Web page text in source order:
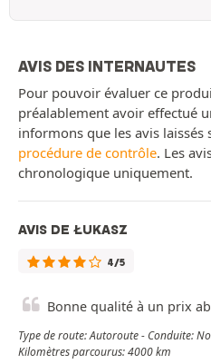
AVIS DES INTERNAUTES
Pour pouvoir évaluer ce
préalablement avoir effectué
informons que les avis
procédure de contrôle. Les
chronologique uniquement.
AVIS DE ŁUKASZ
4/5
Bonne qualité à un prix
Type de route: Autoroute - Conduite:
Kilomètres parcourus: 4000 km